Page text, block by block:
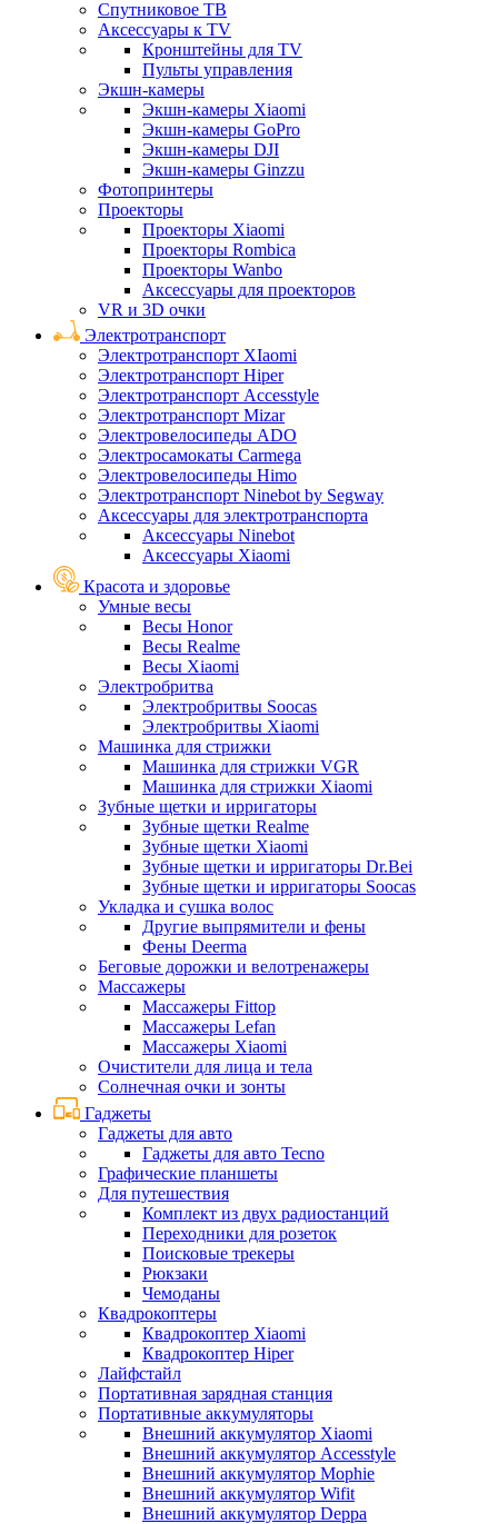
Спутниковое ТВ
Аксессуары к TV
Кронштейны для TV
Пульты управления
Экшн-камеры
Экшн-камеры Xiaomi
Экшн-камеры GoPro
Экшн-камеры DJI
Экшн-камеры Ginzzu
Фотопринтеры
Проекторы
Проекторы Xiaomi
Проекторы Rombica
Проекторы Wanbo
Аксессуары для проекторов
VR и 3D очки
Электротранспорт
Электротранспорт XIaomi
Электротранспорт Hiper
Электротранспорт Accesstyle
Электротранспорт Mizar
Электровелосипеды ADO
Электросамокаты Carmega
Электровелосипеды Himo
Электротранспорт Ninebot by Segway
Аксессуары для электротранспорта
Аксессуары Ninebot
Аксессуары Xiaomi
Красота и здоровье
Умные весы
Весы Honor
Весы Realme
Весы Xiaomi
Электробритва
Электробритвы Soocas
Электробритвы Xiaomi
Машинка для стрижки
Машинка для стрижки VGR
Машинка для стрижки Xiaomi
Зубные щетки и ирригаторы
Зубные щетки Realme
Зубные щетки Xiaomi
Зубные щетки и ирригаторы Dr.Bei
Зубные щетки и ирригаторы Soocas
Укладка и сушка волос
Другие выпрямители и фены
Фены Deerma
Беговые дорожки и велотренажеры
Массажеры
Массажеры Fittop
Массажеры Lefan
Массажеры Xiaomi
Очистители для лица и тела
Солнечная очки и зонты
Гаджеты
Гаджеты для авто
Гаджеты для авто Tecno
Графические планшеты
Для путешествия
Комплект из двух радиостанций
Переходники для розеток
Поисковые трекеры
Рюкзаки
Чемоданы
Квадрокоптеры
Квадрокоптер Xiaomi
Квадрокоптер Hiper
Лайфстайл
Портативная зарядная станция
Портативные аккумуляторы
Внешний аккумулятор Xiaomi
Внешний аккумулятор Accesstyle
Внешний аккумулятор Mophie
Внешний аккумулятор Wifit
Внешний аккумулятор Deppa